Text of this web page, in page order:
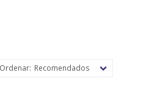
Recomendados